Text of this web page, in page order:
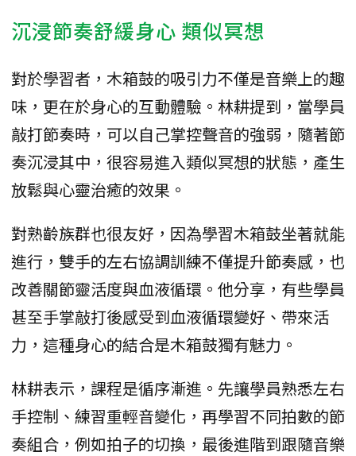
沉浸節奏舒緩身心 類似冥想
對於學習者，木箱鼓的吸引力不僅是音樂上的趣
味，更在於身心的互動體驗。林耕提到，當學員
敲打節奏時，可以自己掌控聲音的強弱，隨著節
奏沉浸其中，很容易進入類似冥想的狀態，產生
放鬆與心靈治癒的效果。
對熟齡族群也很友好，因為學習木箱鼓坐著就能
進行，雙手的左右協調訓練不僅提升節奏感，也
改善關節靈活度與血液循環。他分享，有些學員
甚至手掌敲打後感受到血液循環變好、帶來活
力，這種身心的結合是木箱鼓獨有魅力。
林耕表示，課程是循序漸進。先讓學員熟悉左右
手控制、練習重輕音變化，再學習不同拍數的節
奏組合，例如拍子的切換，最後進階到跟隨音樂